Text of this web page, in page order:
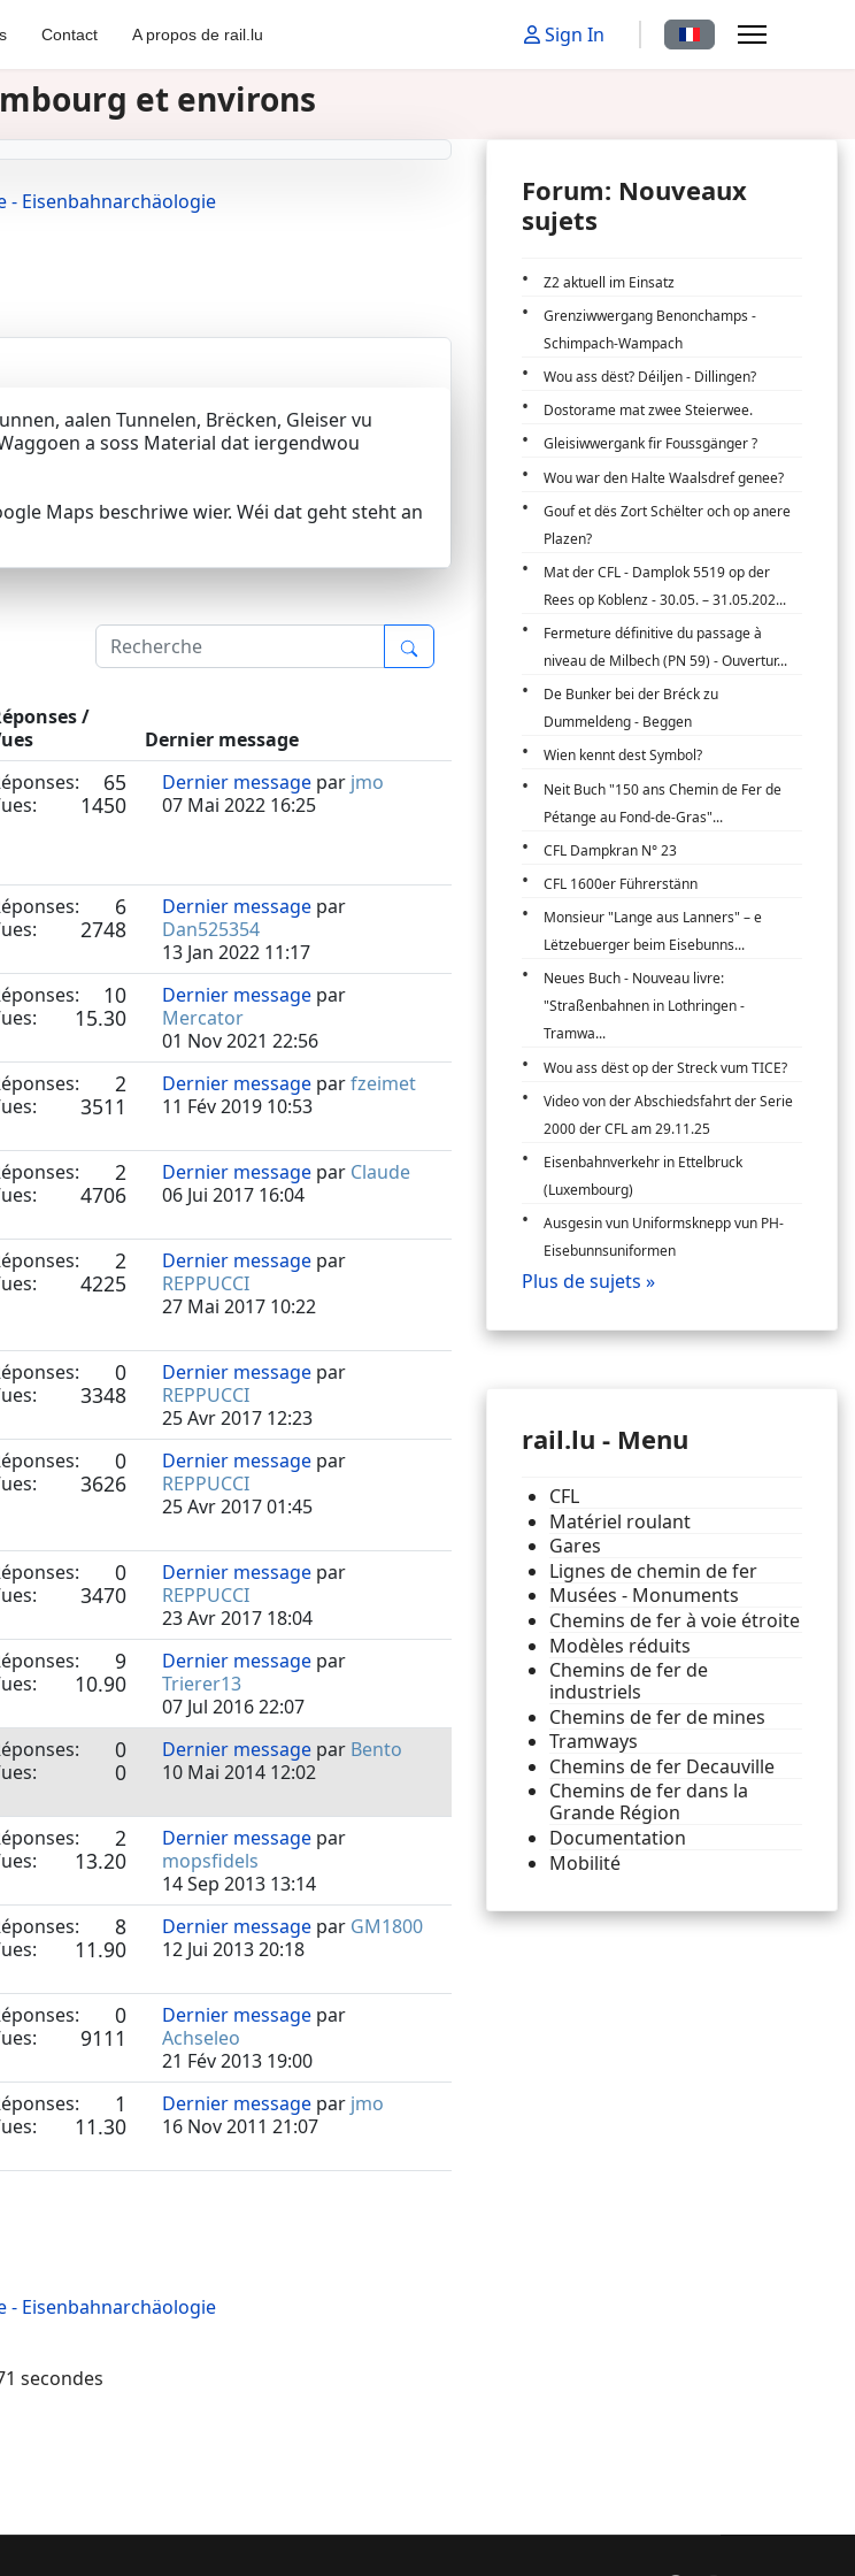
Contact A propos de rail.lu Sign In Sélectionnez votre
et environs
Eisenbahnarchäologie
aalen Tunnelen, Brëcken, Gleiser vu
a soss Material dat iergendwou
Maps beschriwe wier. Wéi dat geht steht an
/
Dernier message
65
1450
Dernier message par jmo
07 Mai 2022 16:25
6
2748
Dernier message par
Dan525354
13 Jan 2022 11:17
10
15.30
Dernier message par
Mercator
01 Nov 2021 22:56
2
3511
Dernier message parfzeimet
11 Fév 2019 10:53
2
4706
Dernier message par Claude
06 Jui 2017 16:04
2
4225
Dernier message par
REPPUCCI
27 Mai 2017 10:22
0
3348
Dernier message par
REPPUCCI
25 Avr 2017 12:23
0
3626
Dernier message par
REPPUCCI
25 Avr 2017 01:45
0
3470
Dernier message par
REPPUCCI
23 Avr 2017 18:04
9
10.90
Dernier message par
Trierer13
07 Jul 2016 22:07
0
0
Dernier message par Bento
10 Mai 2014 12:02
2
13.20
Dernier message par
mopsfidels
14 Sep 2013 13:14
8
11.90
Dernier message par GM1800
12 Jui 2013 20:18
0
9111
Dernier message par
Achseleo
21 Fév 2013 19:00
1
11.30
Dernier message par jmo
16 Nov 2011 21:07
Eisenbahnarchäologie
secondes
Forum: Nouveaux
sujets
Z2 aktuell im Einsatz
Grenziwwergang Benonchamps -
Schimpach-Wampach
Wou ass dëst? Déiljen - Dillingen?
Dostorame mat zwee Steierwee.
Gleisiwwergank fir Foussgänger ?
Wou war den Halte Waalsdref genee?
Gouf et dës Zort Schëlter och op anere
Plazen?
Mat der CFL - Damplok 5519 op der
Rees op Koblenz - 30.05. – 31.05.202...
Fermeture définitive du passage à
niveau de Milbech (PN 59) - Ouvertur...
De Bunker bei der Bréck zu
Dummeldeng - Beggen
Wien kennt dest Symbol?
Neit Buch "150 ans Chemin de Fer de
Pétange au Fond-de-Gras"...
CFL Dampkran N° 23
CFL 1600er Führerstänn
Monsieur "Lange aus Lanners" – e
Lëtzebuerger beim Eisebunns...
Neues Buch - Nouveau livre:
"Straßenbahnen in Lothringen -
Tramwa...
Wou ass dëst op der Streck vum TICE?
Video von der Abschiedsfahrt der Serie
2000 der CFL am 29.11.25
Eisenbahnverkehr in Ettelbruck
(Luxembourg)
Ausgesin vun Uniformsknepp vun PH-
Eisebunnsuniformen
Plus de sujets »
rail.lu - Menu
CFL
Matériel roulant
Gares
Lignes de chemin de fer
Musées - Monuments
Chemins de fer à voie étroite
Modèles réduits
Chemins de fer de
industriels
Chemins de fer de mines
Tramways
Chemins de fer Decauville
Chemins de fer dans la
Grande Région
Documentation
Mobilité